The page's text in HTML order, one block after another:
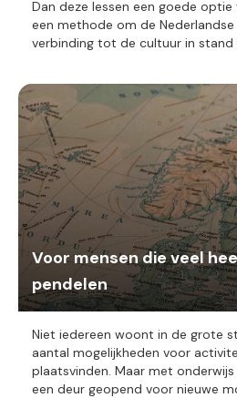
Dan deze lessen een goede
een methode om de
verbinding tot de cultuur in stand
Voor mensen die veel
pendelen
Niet iedereen woont in de grote
aantal mogelijkheden voor
plaatsvinden. Maar met
een deur geopend voor nieuwe